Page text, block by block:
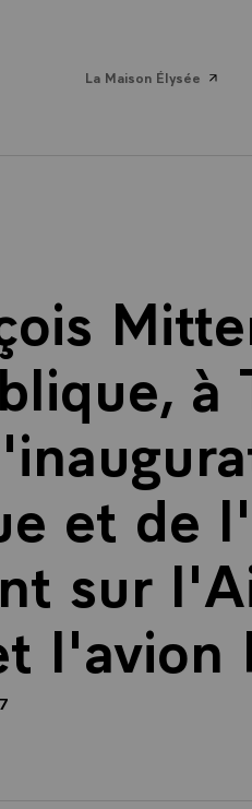
La Maison Élysée
à
et de
sur
l'avion